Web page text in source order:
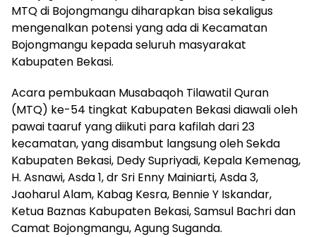
MTQ di Bojongmangu diharapkan bisa sekaligus
mengenalkan potensi yang ada di Kecamatan
Bojongmangu kepada seluruh masyarakat
Kabupaten Bekasi.
Acara pembukaan Musabaqoh Tilawatil Quran
(MTQ) ke-54 tingkat Kabupaten Bekasi diawali oleh
pawai taaruf yang diikuti para kafilah dari 23
kecamatan, yang disambut langsung oleh Sekda
Kabupaten Bekasi, Dedy Supriyadi, Kepala Kemenag,
H. Asnawi, Asda 1, dr Sri Enny Mainiarti, Asda 3,
Jaoharul Alam, Kabag Kesra, Bennie Y Iskandar,
Ketua Baznas Kabupaten Bekasi, Samsul Bachri dan
Camat Bojongmangu, Agung Suganda.